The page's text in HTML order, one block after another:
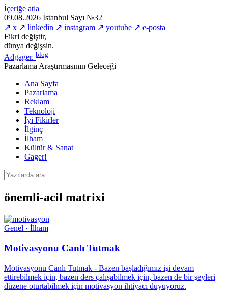
İçeriğe atla
09.08.2026 İstanbul Sayı №32
↗ x ↗ linkedin ↗ instagram ↗ youtube ↗ e-posta
Fikri değiştir,
dünya değişsin.
Adgager. blog
Pazarlama Araştırmasının Geleceği
Ana Sayfa
Pazarlama
Reklam
Teknoloji
İyi Fikirler
İlginç
İlham
Kültür & Sanat
Gager!
önemli-acil matrixi
Genel · İlham
Motivasyonu Canlı Tutmak
Motivasyonu Canlı Tutmak - Bazen başladığımız işi devam
ettirebilmek için, bazen ders çalışabilmek için, bazen de bir şeyleri
düzene oturtabilmek için motivasyon ihtiyacı duyuyoruz.